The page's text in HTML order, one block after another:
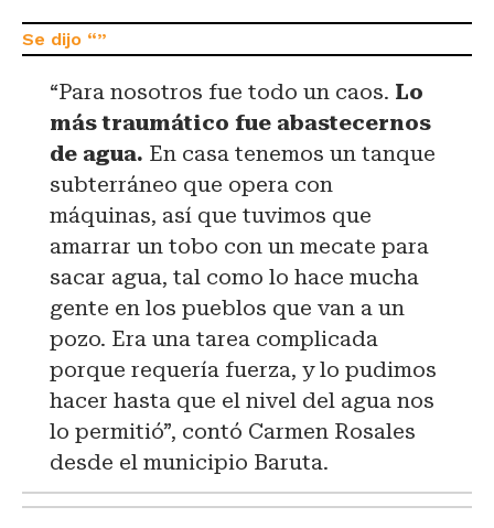
“Para nosotros fue todo un caos. Lo
más traumático fue abastecernos
de agua. En casa tenemos un tanque
subterráneo que opera con
máquinas, así que tuvimos que
amarrar un tobo con un mecate para
sacar agua, tal como lo hace mucha
gente en los pueblos que van a un
pozo. Era una tarea complicada
porque requería fuerza, y lo pudimos
hacer hasta que el nivel del agua nos
lo permitió”, contó Carmen Rosales
desde el municipio Baruta.